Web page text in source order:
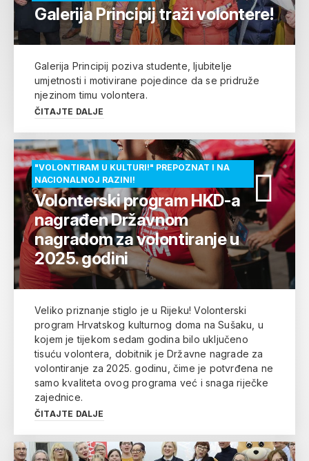
Galerija Principij traži volontere!
Galerija Principij poziva studente, ljubitelje
umjetnosti i motivirane pojedince da se pridruže
njezinom timu volontera.
ČITAJTE DALJE
"VOLONTIRAM U KULTURI!" PREPOZNAT I NA
NACIONALNOJ RAZINI!
Volonterski program HKD-a
nagrađen Državnom
nagradom za volontiranje u
2025. godini
Veliko priznanje stiglo je u Rijeku! Volonterski
program Hrvatskog kulturnog doma na Sušaku, u
kojem je tijekom sedam godina bilo uključeno
tisuću volontera, dobitnik je Državne nagrade za
volontiranje za 2025. godinu, čime je potvrđena ne
samo kvaliteta ovog programa već i snaga riječke
zajednice.
ČITAJTE DALJE